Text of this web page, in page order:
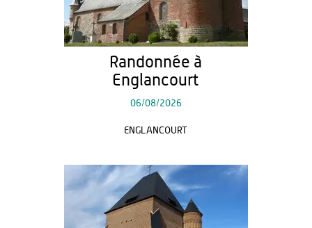
Randonnée à
Englancourt
06/08/2026
ENGLANCOURT